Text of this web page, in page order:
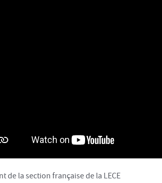
de la section française de la LECE